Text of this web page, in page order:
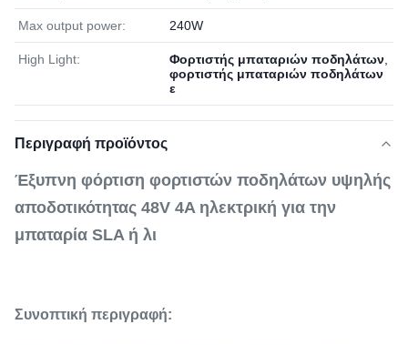
Max output power: 240W
High Light: Φορτιστής μπαταριών ποδηλάτων
φορτιστής μπαταριών ποδηλάτων
ε
Περιγραφή προϊόντος
Έξυπνη φόρτιση φορτιστών ποδηλάτων υψηλής
αποδοτικότητας 48V 4A ηλεκτρική για την
μπαταρία SLA ή λι
Συνοπτική περιγραφή: